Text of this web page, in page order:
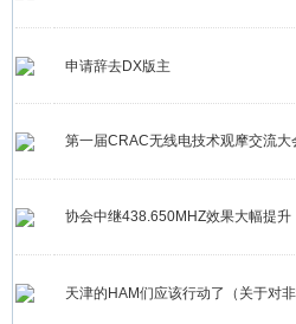
申请辞去DX版主
第一届CRAC无线电技术观摩交流大
协会中继438.650MHZ效果大幅提升
天津的HAM们应该行动了（关于对